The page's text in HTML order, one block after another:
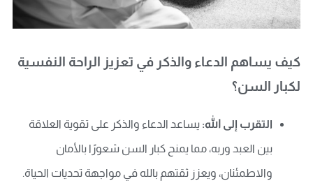
كيف يساهم الدعاء والذكر في تعزيز الراحة النفسية
لكبار السن؟
التقرب إلى الله: يساعد الدعاء والذكر على تقوية العلاقة
بين العبد وربه، مما يمنح كبار السن شعورًا بالأمان
والاطمئنان، ويعزز ثقتهم بالله في مواجهة تحديات الحياة.